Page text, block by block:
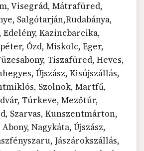
Visegrád, Mátrafüred,
Salgótarján,Rudabánya,
Edelény, Kazincbarcika,
Ózd, Miskolc, Eger,
Tiszafüred, Heves,
Újszász, Kisújszállás,
Szolnok, Martfű,
Túrkeve, Mezőtúr,
Szarvas, Kunszentmárton,
Nagykáta, Újszász,
Jászárokszállás,